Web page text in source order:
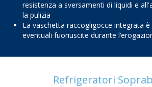
resistenza a sversamenti di liquidi e
la pulizia
La vaschetta raccogligocce integrata
eventuali fuoriuscite durante
Refrigeratori